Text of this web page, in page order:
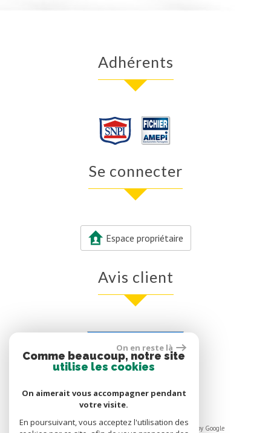
adhérents
se connecter
Espace propriétaire
avis client
0 avis
© 2026 | Tous droits réservés | Traduction powered by Google
On en reste là
Comme beaucoup, notre site
utilise les cookies
On aimerait vous accompagner pendant
votre visite.
En poursuivant, vous acceptez l'utilisation des